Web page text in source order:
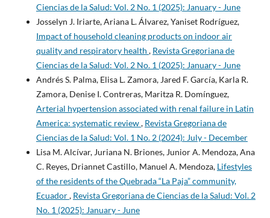
Ciencias de la Salud: Vol. 2 No. 1 (2025): January - June
Josselyn J. Iriarte, Ariana L. Álvarez, Yaniset Rodríguez,
Impact of household cleaning products on indoor air
quality and respiratory health , Revista Gregoriana de
Ciencias de la Salud: Vol. 2 No. 1 (2025): January - June
Andrés S. Palma, Elisa L. Zamora, Jared F. García, Karla R.
Zamora, Denise I. Contreras, Maritza R. Domínguez,
Arterial hypertension associated with renal failure in Latin
America: systematic review, Revista Gregoriana de
Ciencias de la Salud: Vol. 1 No. 2 (2024): July - December
Lisa M. Alcívar, Juriana N. Briones, Junior A. Mendoza, Ana
C. Reyes, Driannet Castillo, Manuel A. Mendoza, Lifestyles
of the residents of the Quebrada “La Paja” community,
Ecuador, Revista Gregoriana de Ciencias de la Salud: Vol. 2
No. 1 (2025): January - June